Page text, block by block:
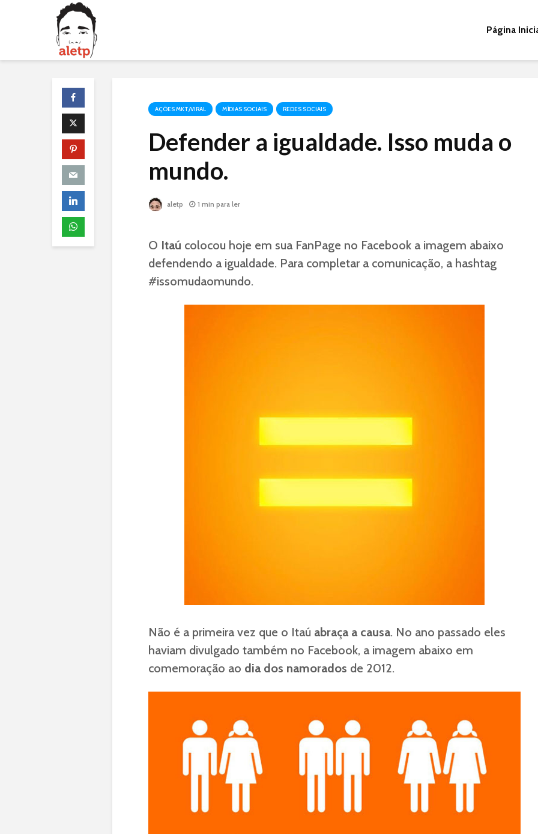
Página
AÇÕES MKT/VIRAL MÍDIAS SOCIAIS REDES SOCIAIS
Defender a igualdade. Isso muda o
mundo.
aletp 1 min para ler
O Itaú colocou hoje em sua FanPage no Facebook a imagem abaixo
defendendo a igualdade. Para completar a comunicação, a hashtag
#issomudaomundo.
Não é a primeira vez que o Itaú abraça a causa. No ano passado eles
haviam divulgado também no Facebook, a imagem abaixo em
comemoração ao dia dos namorados de 2012.